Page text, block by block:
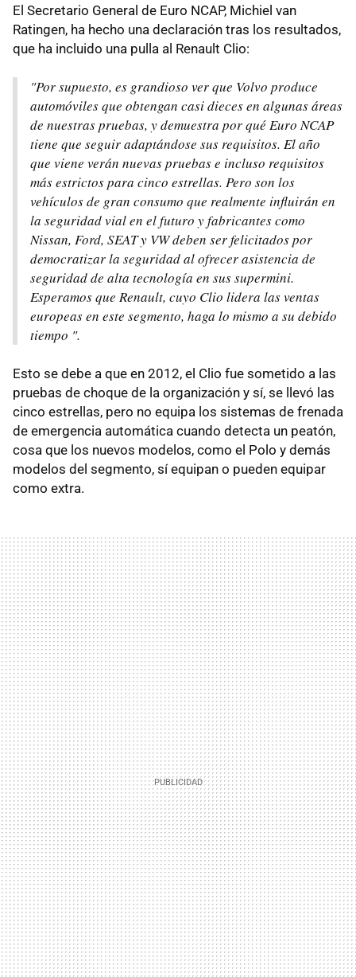
El Secretario General de Euro NCAP, Michiel van
Ratingen, ha hecho una declaración tras los resultados,
que ha incluido una pulla al Renault Clio:
"Por supuesto, es grandioso ver que Volvo produce
automóviles que obtengan casi dieces en algunas áreas
de nuestras pruebas, y demuestra por qué Euro NCAP
tiene que seguir adaptándose sus requisitos. El año
que viene verán nuevas pruebas e incluso requisitos
más estrictos para cinco estrellas. Pero son los
vehículos de gran consumo que realmente influirán en
la seguridad vial en el futuro y fabricantes como
Nissan, Ford, SEAT y VW deben ser felicitados por
democratizar la seguridad al ofrecer asistencia de
seguridad de alta tecnología en sus supermini.
Esperamos que Renault, cuyo Clio lidera las ventas
europeas en este segmento, haga lo mismo a su debido
tiempo ".
Esto se debe a que en 2012, el Clio fue sometido a las
pruebas de choque de la organización y sí, se llevó las
cinco estrellas, pero no equipa los sistemas de frenada
de emergencia automática cuando detecta un peatón,
cosa que los nuevos modelos, como el Polo y demás
modelos del segmento, sí equipan o pueden equipar
como extra.